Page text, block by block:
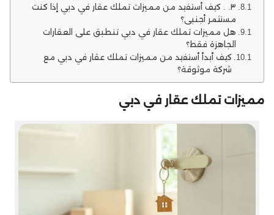
٣. . كيف أستفيد من مميزات تملك عقار في دبي إذا كنت
مستثمر أجنبي؟
هل مميزات تملك عقار في دبي تنطبق على العقارات
الجاهزة فقط؟
كيف أبدأ أستفيد من مميزات تملك عقار في دبي مع
شركة موثوقة؟
مميزات تملك عقار في دبي